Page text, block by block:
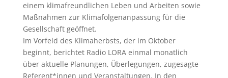
einem klimafreundlichen Leben und Arbeiten sowie
Maßnahmen zur Klimafolgenanpassung für die
Gesellschaft geöffnet.
Im Vorfeld des Klimaherbsts, der im Oktober
beginnt, berichtet Radio LORA einmal monatlich
über aktuelle Planungen, Überlegungen, zugesagte
Referent*innen und Veranstaltungen. In den